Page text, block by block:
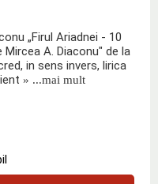
„Firul Ariadnei - 10
A. Diaconu" de la
in sens invers, lirica
» ...mai mult